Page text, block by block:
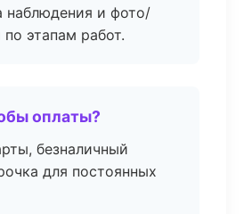
наблюдения и фото/
этапам работ.
оплаты?
безналичный
для постоянных